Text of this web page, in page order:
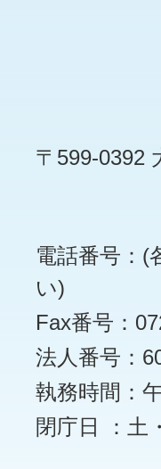
〒599-0392
電話番号：(
い)
Fax番号：
法人番号：
執務時間：
閉庁日 ：土